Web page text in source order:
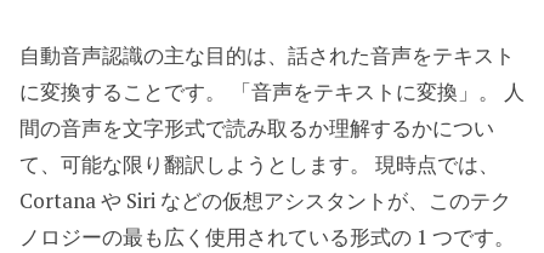
自動音声認識の主な目的は、話された音声をテキスト
に変換することです。 「音声をテキストに変換」。 人
間の音声を文字形式で読み取るか理解するかについ
て、可能な限り翻訳しようとします。 現時点では、
Cortana や Siri などの仮想アシスタントが、このテク
ノロジーの最も広く使用されている形式の 1 つです。